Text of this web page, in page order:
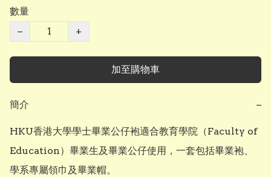
數量
−
+
加至購物車
簡介 −
HKU香港大學學士畢業公仔袍適合教育學院（Faculty of
Education）畢業生及畢業公仔使用，一套包括畢業袍、
學系專屬領巾及畢業帽。